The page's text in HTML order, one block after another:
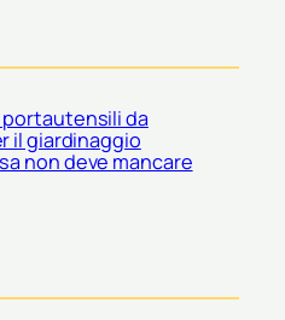
portautensili da
il giardinaggio
non deve mancare